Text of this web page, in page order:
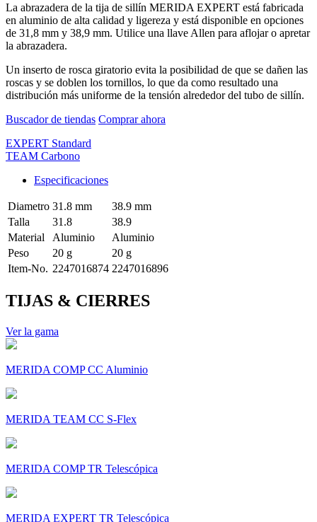
La abrazadera de la tija de sillín MERIDA EXPERT está fabricada
en aluminio de alta calidad y ligereza y está disponible en opciones
de 31,8 mm y 38,9 mm. Utilice una llave Allen para aflojar o apretar
la abrazadera.
Un inserto de rosca giratorio evita la posibilidad de que se dañen las
roscas y se doblen los tornillos, lo que da como resultado una
distribución más uniforme de la tensión alrededor del tubo de sillín.
Buscador de tiendas Comprar ahora
EXPERT Standard
TEAM Carbono
Especificaciones
Diametro 31.8 mm
38.9 mm
Talla
31.8
38.9
Material
Aluminio
Aluminio
Peso
20 g
20 g
Item-No. 2247016874 2247016896
TIJAS & CIERRES
Ver la gama
MERIDA COMP CC Aluminio
MERIDA TEAM CC S-Flex
MERIDA COMP TR Telescópica
MERIDA EXPERT TR Telescópica